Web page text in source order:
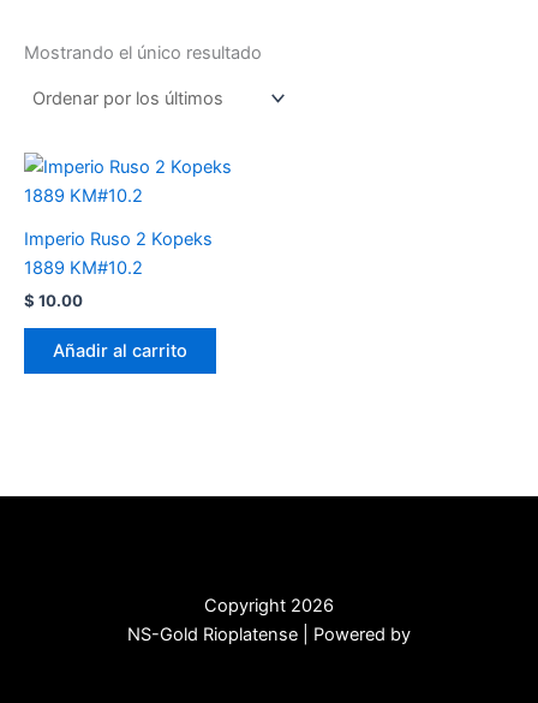
Mostrando el único resultado
Imperio Ruso 2 Kopeks
1889 KM#10.2
$ 10.00
Añadir al carrito
Copyright 2026
NS-Gold Rioplatense | Powered by